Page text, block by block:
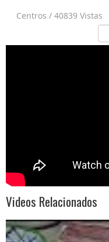
Centros / 40839 Vistas
Videos Relacionados